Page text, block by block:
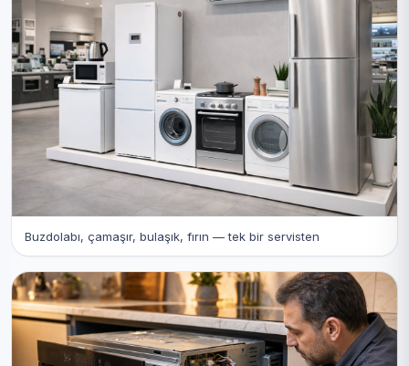
Buzdolabı, çamaşır, bulaşık, fırın — tek bir servisten